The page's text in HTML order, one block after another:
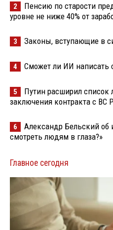
2
Пенсию по старости
уровне не ниже 40% от
3 Законы, вступающие в
4 Сможет ли ИИ написать
5
Путин расширил
заключения контракта с ВС
6
Александр Бельский об
смотреть людям в глаза?»
Главное сегодня